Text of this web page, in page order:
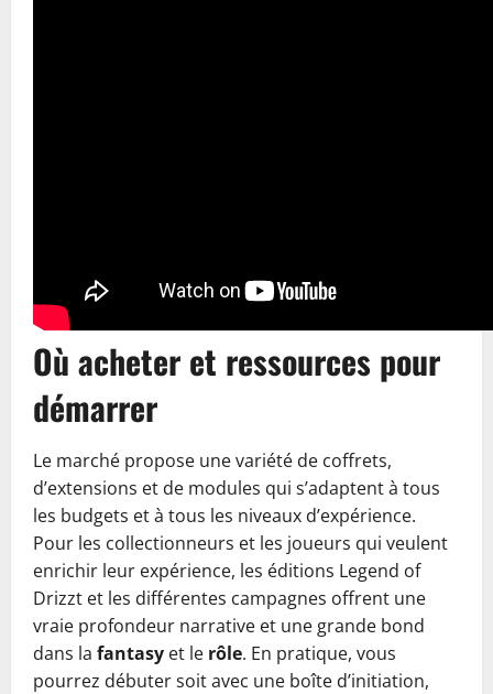
Où acheter et ressources pour
démarrer
Le marché propose une variété de coffrets,
d’extensions et de modules qui s’adaptent à tous
les budgets et à tous les niveaux d’expérience.
Pour les collectionneurs et les joueurs qui veulent
enrichir leur expérience, les éditions Legend of
Drizzt et les différentes campagnes offrent une
vraie profondeur narrative et une grande bond
dans la fantasy et le rôle. En pratique, vous
pourrez débuter soit avec une boîte d’initiation,